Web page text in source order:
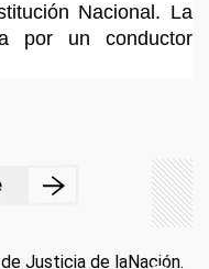
Nacional. La
por un conductor